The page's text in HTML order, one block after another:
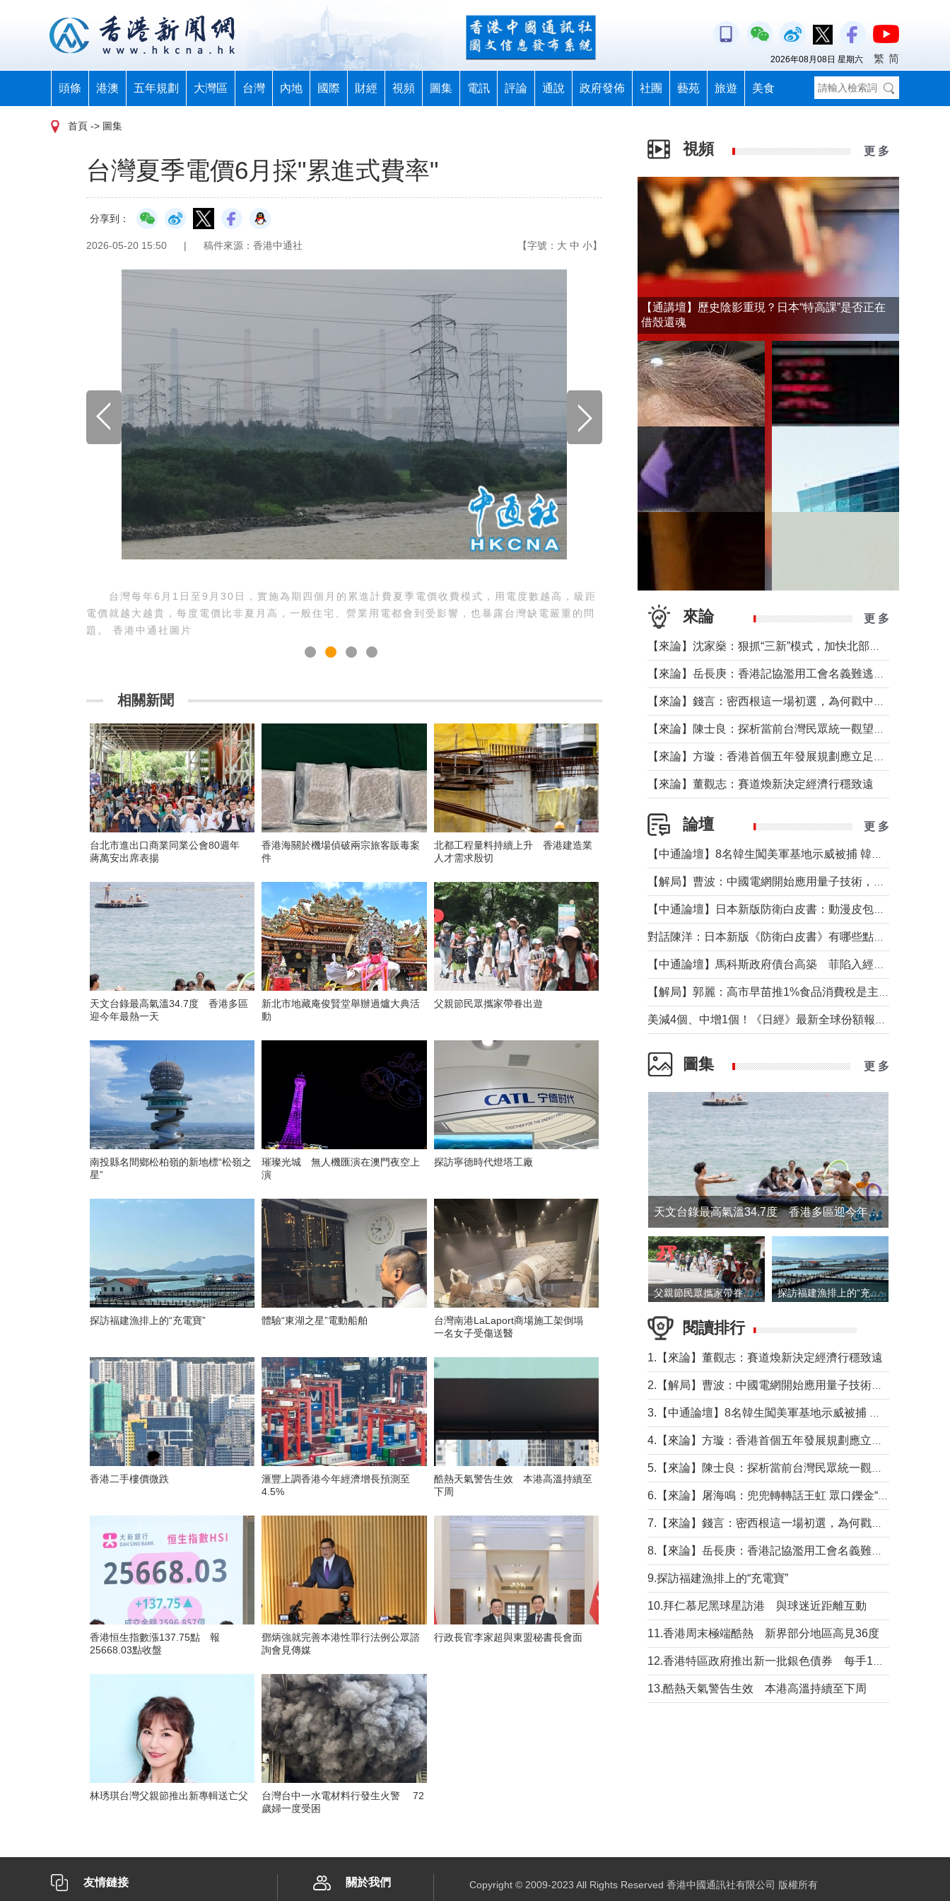
頭條 港澳 五年規劃 大灣區 台灣 內地 國際 財經 視頻 圖集 電訊 評論 通說 政府發佈 社團 藝苑 旅遊 美食
2026年08月08日 星期六 繁 简
首頁 -> 圖集
台灣夏季電價6月採"累進式費率"
分享到：
2026-05-20 15:50 | 稿件來源：香港中通社 【字號： 大 中 小】
台灣每年6月1日至9月30日，實施為期四個月的累進計費夏季電價收費模式，用電度數越高，級距
電價就越大越貴，每度電價比非夏月高，一般住宅、營業用電都會到受影響，也暴露台灣缺電嚴重的問
題。 香港中通社圖片
相關新聞
台北市進出口商業同業公會80週年
蔣萬安出席表揚
香港海關於機場偵破兩宗旅客販毒案
件
北都工程量料持續上升 香港建造業
人才需求殷切
天文台錄最高氣溫34.7度 香港多區
迎今年最熱一天
新北市地藏庵俊賢堂舉辦過爐大典活
動
父親節民眾攜家帶眷出遊
南投縣名間鄉松柏嶺的新地標“松嶺之
星”
璀璨光城 無人機匯演在澳門夜空上
演
探訪寧德時代燈塔工廠
探訪福建漁排上的“充電寶” 體驗“東湖之星”電動船舶
台灣南港LaLaport商場施工架倒塌
一名女子受傷送醫
香港二手樓價微跌
滙豐上調香港今年經濟增長預測至
4.5%
酷熱天氣警告生效 本港高溫持續至
下周
香港恒生指數漲137.75點 報
25668.03點收盤
鄧炳強就完善本港性罪行法例公眾諮
詢會見傳媒
行政長官李家超與東盟秘書長會面
林琇琪台灣父親節推出新專輯送亡父
台灣台中一水電材料行發生火警 72
歲婦一度受困
視頻 更 多
【通講壇】歷史陰影重現？日本“特高課”是否正在
借殼還魂
來論 更 多
【來論】董觀志：賽道煥新決定經濟行穩致遠
論壇 更 多
圖集 更 多
天文台錄最高氣溫34.7度 香港多區迎今年最熱一天
父親節民眾攜家帶眷出遊 探訪福建漁排上的“充電寶”
閱讀排行
1.【來論】董觀志：賽道煥新決定經濟行穩致遠
9.探訪福建漁排上的“充電寶”
10.拜仁慕尼黑球星訪港 與球迷近距離互動
11.香港周末極端酷熱 新界部分地區高見36度
13.酷熱天氣警告生效 本港高溫持續至下周
友情鏈接 關於我們 Copyright © 2009-2023 All Rights Reserved 香港中國通訊社有限公司 版權所有